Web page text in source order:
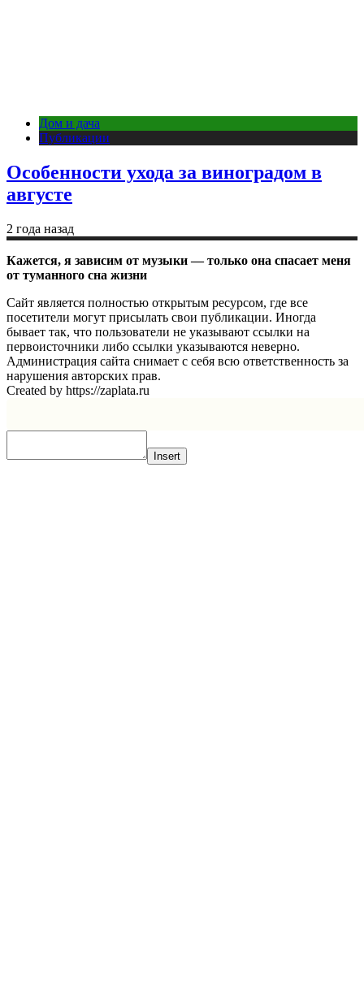
Дом и дача
Публикации
Особенности ухода за виноградом в
августе
2 года назад
Кажется, я зависим от музыки — только она спасает меня
от туманного сна жизни
Сайт является полностью открытым ресурсом, где все
посетители могут присылать свои публикации. Иногда
бывает так, что пользователи не указывают ссылки на
первоисточники либо ссылки указываются неверно.
Администрация сайта снимает с себя всю ответственность за
нарушения авторских прав.
Created by https://zaplata.ru
Insert